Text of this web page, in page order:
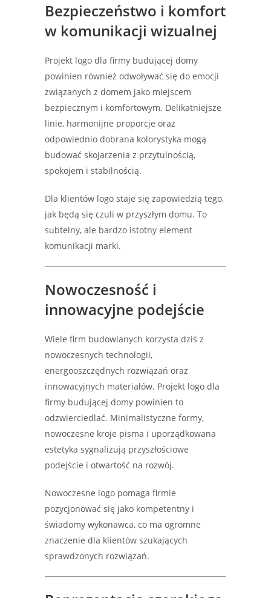
Bezpieczeństwo i komfort
w komunikacji wizualnej
Projekt logo dla firmy budującej domy
powinien również odwoływać się do emocji
związanych z domem jako miejscem
bezpiecznym i komfortowym. Delikatniejsze
linie, harmonijne proporcje oraz
odpowiednio dobrana kolorystyka mogą
budować skojarzenia z przytulnością,
spokojem i stabilnością.
Dla klientów logo staje się zapowiedzią tego,
jak będą się czuli w przyszłym domu. To
subtelny, ale bardzo istotny element
komunikacji marki.
Nowoczesność i
innowacyjne podejście
Wiele firm budowlanych korzysta dziś z
nowoczesnych technologii,
energooszczędnych rozwiązań oraz
innowacyjnych materiałów. Projekt logo dla
firmy budującej domy powinien to
odzwierciedlać. Minimalistyczne formy,
nowoczesne kroje pisma i uporządkowana
estetyka sygnalizują przyszłościowe
podejście i otwartość na rozwój.
Nowoczesne logo pomaga firmie
pozycjonować się jako kompetentny i
świadomy wykonawca, co ma ogromne
znaczenie dla klientów szukających
sprawdzonych rozwiązań.